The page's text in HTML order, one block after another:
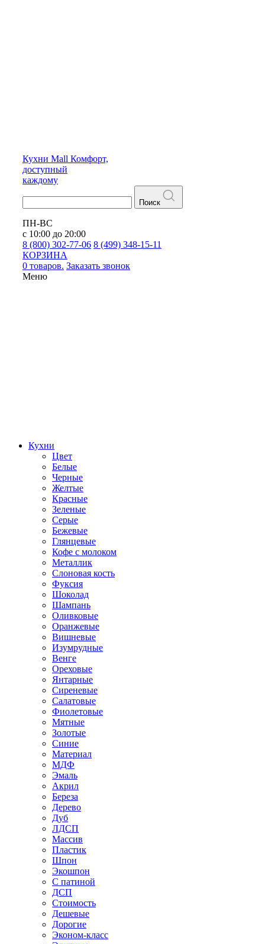
Кухни Mall Комфорт,
доступный
каждому
Поиск
ПН-ВС
с 10:00 до 20:00
8 (800) 302-77-06 8 (499) 348-15-11
КОРЗИНА
0 товаров. Заказать звонок
Меню
Кухни
Цвет
Белые
Черные
Желтые
Красные
Зеленые
Серые
Бежевые
Глянцевые
Кофе с молоком
Металлик
Слоновая кость
Фуксия
Шоколад
Шампань
Оливковые
Оранжевые
Вишневые
Изумрудные
Венге
Ореховые
Янтарные
Сиреневые
Салатовые
Фиолетовые
Мятные
Золотые
Синие
Материал
МДФ
Эмаль
Акрил
Береза
Дерево
Дуб
ЛДСП
Массив
Пластик
Шпон
Экошпон
С патиной
ДСП
Стоимость
Дешевые
Дорогие
Эконом-класс